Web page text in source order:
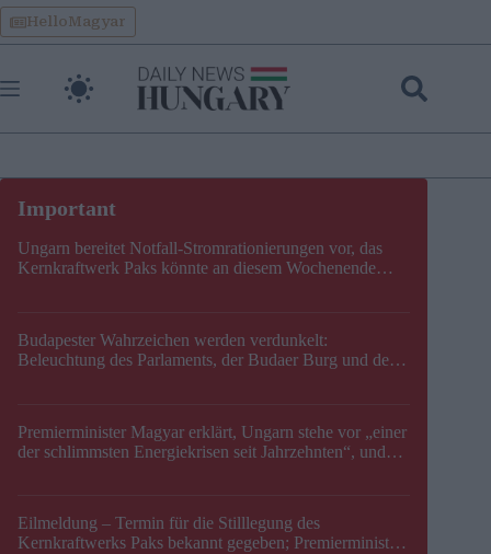
Skip
to
content
HelloMagyar
Ungarn bereitet Notfall-Stromrationierungen vor, das
Kernkraftwerk Paks könnte an diesem Wochenende
Budapester Wahrzeichen werden verdunkelt:
Beleuchtung des Parlaments, der Budaer Burg und der
Premierminister Magyar erklärt, Ungarn stehe vor „einer
der schlimmsten Energiekrisen seit Jahrzehnten“, und
Eilmeldung – Termin für die Stilllegung des
Kernkraftwerks Paks bekannt gegeben; Premierminister